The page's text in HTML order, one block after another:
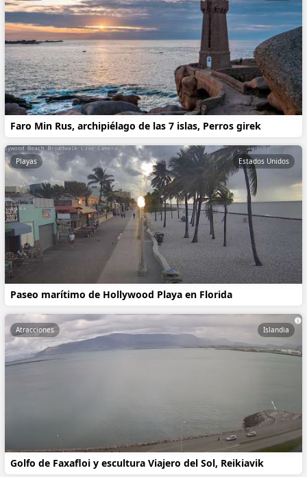
Faro Min Rus, archipiélago de las 7 islas, Perros girek
Paseo marítimo de Hollywood Playa en Florida
Playas Estados Unidos
Golfo de Faxafloi y escultura Viajero del Sol, Reikiavik
Atracciones Islandia